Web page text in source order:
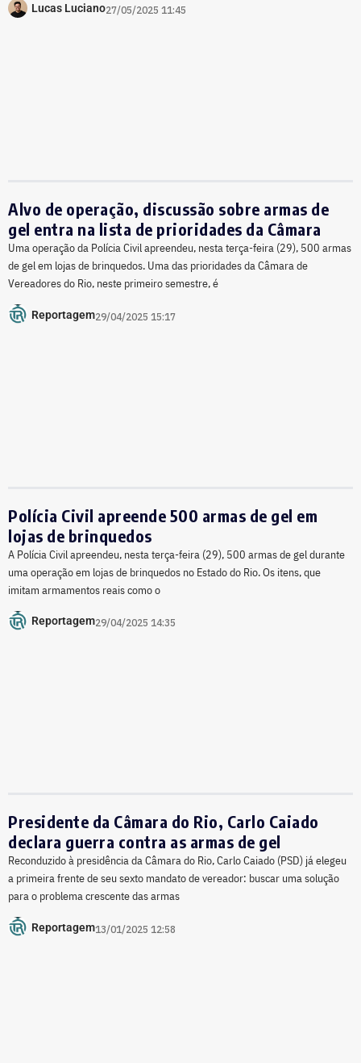
Lucas Luciano27/05/2025 11:45
Alvo de operação, discussão sobre armas de
gel entra na lista de prioridades da Câmara
Uma operação da Polícia Civil apreendeu, nesta terça-feira (29), 500 armas
de gel em lojas de brinquedos. Uma das prioridades da Câmara de
Vereadores do Rio, neste primeiro semestre, é
Reportagem29/04/2025 15:17
Polícia Civil apreende 500 armas de gel em
lojas de brinquedos
A Polícia Civil apreendeu, nesta terça-feira (29), 500 armas de gel durante
uma operação em lojas de brinquedos no Estado do Rio. Os itens, que
imitam armamentos reais como o
Reportagem29/04/2025 14:35
Presidente da Câmara do Rio, Carlo Caiado
declara guerra contra as armas de gel
Reconduzido à presidência da Câmara do Rio, Carlo Caiado (PSD) já elegeu
a primeira frente de seu sexto mandato de vereador: buscar uma solução
para o problema crescente das armas
Reportagem13/01/2025 12:58